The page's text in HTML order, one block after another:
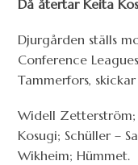
Då återtar Keita
Djurgården ställs
Conference
Tammerfors,
Widell Zetterström;
Kosugi; Schüller –
Wikheim; Hümmet.